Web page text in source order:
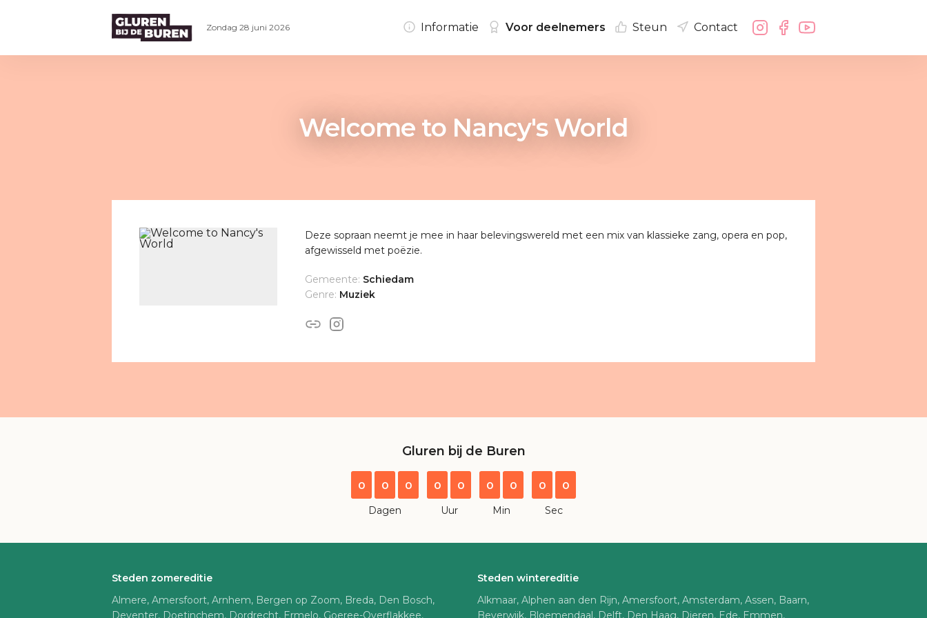
Welcome to Nancy's World
Deze sopraan neemt je mee in haar belevingswereld met een mix van klassieke zang, opera en pop,
afgewisseld met poëzie.
Gemeente: Schiedam
Genre: Muziek
Gluren bij de Buren
0 0 0
Dagen
0 0
Uur
0 0
Min
0 0
Sec
Steden zomereditie
Almere, Amersfoort, Arnhem, Bergen op Zoom, Breda, Den Bosch,
Deventer, Doetinchem, Dordrecht, Ermelo, Goeree-Overflakkee,
Steden wintereditie
Alkmaar, Alphen aan den Rijn, Amersfoort, Amsterdam, Assen, Baarn,
Beverwijk, Bloemendaal, Delft, Den Haag, Dieren, Ede, Emmen,
Zondag 28 juni 2026 Informatie Voor deelnemers Steun Contact